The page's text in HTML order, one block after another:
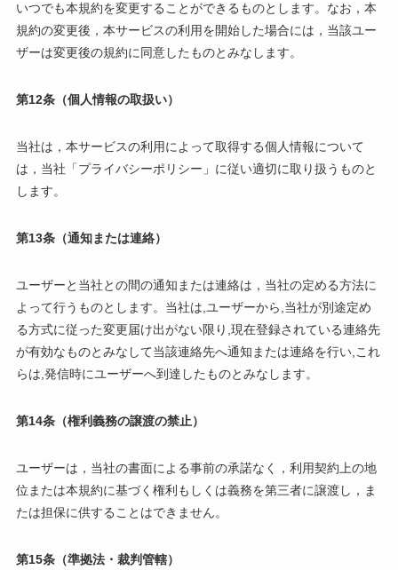
いつでも本規約を変更することができるものとします。なお，本
規約の変更後，本サービスの利用を開始した場合には，当該ユー
ザーは変更後の規約に同意したものとみなします。
第12条（個人情報の取扱い）
当社は，本サービスの利用によって取得する個人情報について
は，当社「プライバシーポリシー」に従い適切に取り扱うものと
します。
第13条（通知または連絡）
ユーザーと当社との間の通知または連絡は，当社の定める方法に
よって行うものとします。当社は,ユーザーから,当社が別途定め
る方式に従った変更届け出がない限り,現在登録されている連絡先
が有効なものとみなして当該連絡先へ通知または連絡を行い,これ
らは,発信時にユーザーへ到達したものとみなします。
第14条（権利義務の譲渡の禁止）
ユーザーは，当社の書面による事前の承諾なく，利用契約上の地
位または本規約に基づく権利もしくは義務を第三者に譲渡し，ま
たは担保に供することはできません。
第15条（準拠法・裁判管轄）